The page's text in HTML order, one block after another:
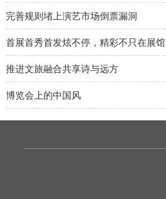
完善规则堵上演艺市场倒票漏洞
首展首秀首发炫不停，精彩不只在展馆
推进文旅融合共享诗与远方
博览会上的中国风